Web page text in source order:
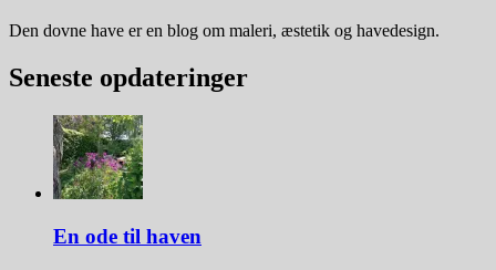
Den dovne have er en blog om maleri, æstetik og havedesign.
Seneste opdateringer
En ode til haven